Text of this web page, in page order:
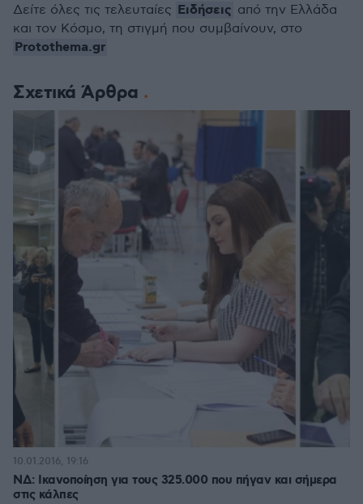
Σχετικά Άρθρα
ΝΔ: Ικανοποίηση για τους 325.000 που πήγαν και σήμερα
στις κάλπες
10.01.2016, 19:16
Δείτε όλες τις τελευταίες Ειδήσεις από την Ελλάδα
και τον Κόσμο, τη στιγμή που συμβαίνουν, στο
Protothema.gr